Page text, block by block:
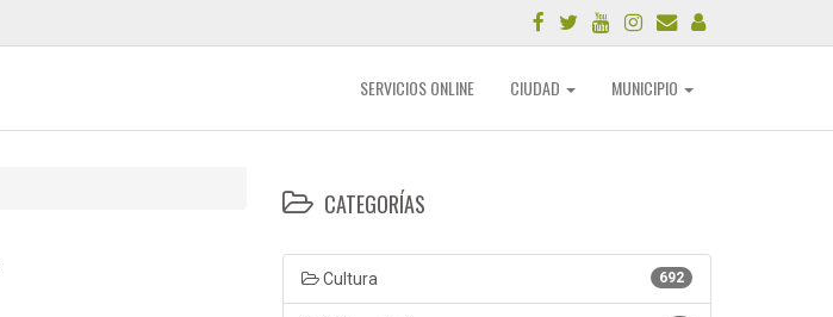
SERVICIOS ONLINE CIUDAD MUNICIPIO
CATEGORÍAS
692
Cultura